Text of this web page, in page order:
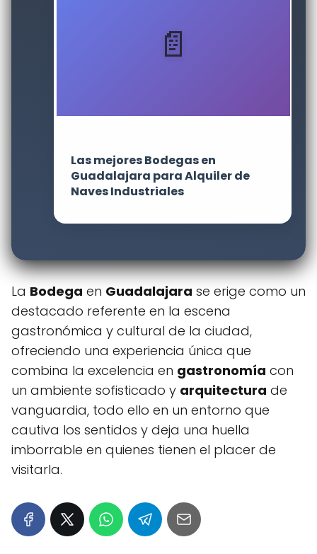
Las mejores Bodegas en
Guadalajara para Alquiler de
Naves Industriales
La Bodega en Guadalajara se erige como un
destacado referente en la escena
gastronómica y cultural de la ciudad,
ofreciendo una experiencia única que
combina la excelencia en gastronomía con
un ambiente sofisticado y arquitectura de
vanguardia, todo ello en un entorno que
cautiva los sentidos y deja una huella
imborrable en quienes tienen el placer de
visitarla.